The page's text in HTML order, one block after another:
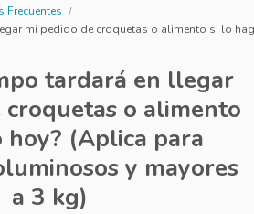
Frecuentes
mi pedido de croquetas o alimento si lo
tardará en llegar
croquetas o alimento
hoy? (Aplica para
y mayores
a 3 kg)